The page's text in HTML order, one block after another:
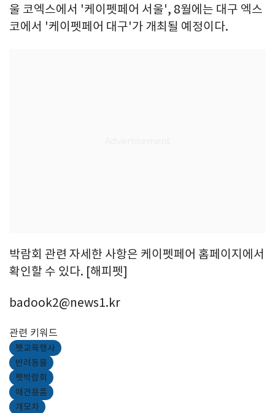
울 코엑스에서 '케이펫페어 서울', 8월에는 대구 엑스
코에서 '케이펫페어 대구'가 개최될 예정이다.
박람회 관련 자세한 사항은 케이펫페어 홈페이지에서
확인할 수 있다. [해피펫]
badook2@news1.kr
관련 키워드
펫교육행사
반려동물
펫박람회
애견용품
개모차